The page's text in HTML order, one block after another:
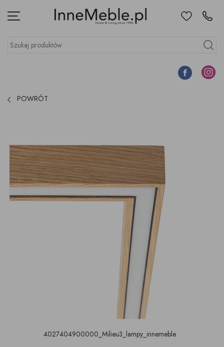
Menu UlubioneKontakt
Szukaj produktów
Szukaj
Facebook
POWRÓT
4027404900000_Milieu3_lampy_innemeble